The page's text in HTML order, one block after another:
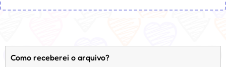
Como receberei o arquivo?